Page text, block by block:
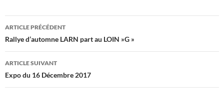
Navigation
des
articles
ARTICLE PRÉCÉDENT
Rallye d’automne LARN part au LOIN »G »
ARTICLE SUIVANT
Expo du 16 Décembre 2017